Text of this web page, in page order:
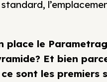
place le
Et bien
sont les premiers